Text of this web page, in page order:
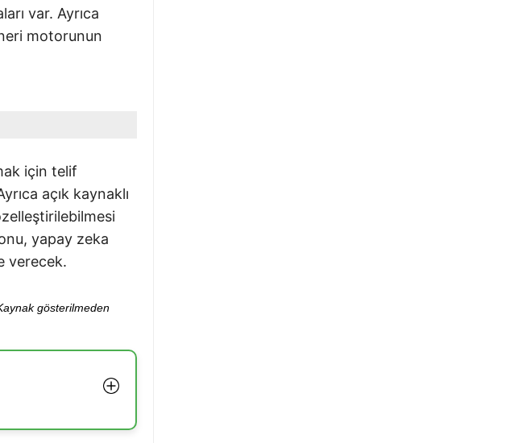
var. Ayrıca
motorunun
için telif
açık kaynaklı
yapay zeka
verecek.
gösterilmeden